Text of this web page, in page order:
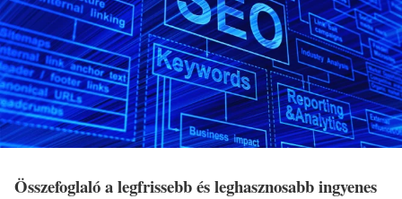
Összefoglaló a legfrissebb és leghasznosabb ingyenes